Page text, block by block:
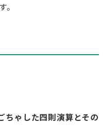
ちゃした四則演算とその